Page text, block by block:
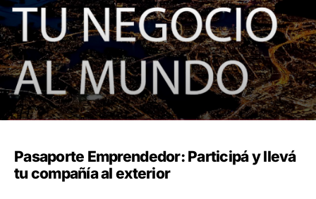
Pasaporte Emprendedor: Participá y llevá
tu compañía al exterior